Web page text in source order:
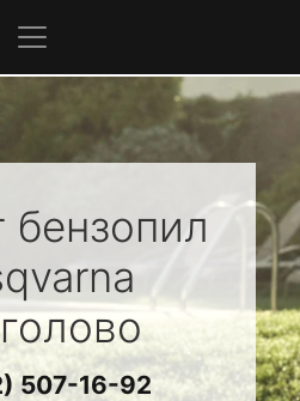
бензопил
507-16-92